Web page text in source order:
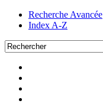
Recherche Avancée
Index A-Z